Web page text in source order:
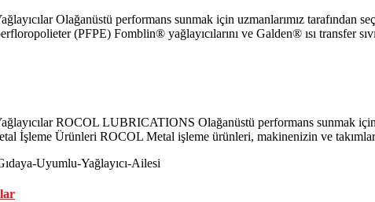
Olağanüstü performans sunmak için uzmanlarımız tarafından
(PFPE) Fomblin® yağlayıcılarını ve Galden® ısı transfer
ROCOL LUBRICATIONS Olağanüstü performans sunmak
İşleme Ürünleri ROCOL Metal işleme ürünleri, makinenizin ve